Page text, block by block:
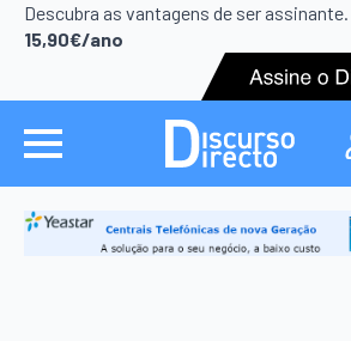
Descubra as vantagens de ser assinante.
15,90€/ano